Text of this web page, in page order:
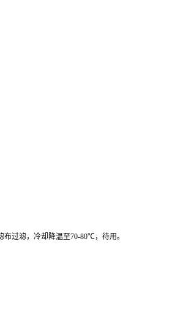
过滤，冷却降温至70-80℃，待用。